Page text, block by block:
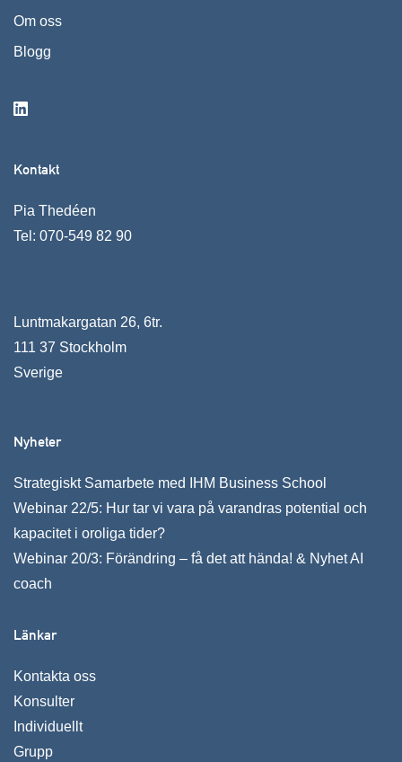
Om oss
Blogg
Kontakt
Pia Thedéen
Tel: 070-549 82 90
Luntmakargatan 26, 6tr.
111 37 Stockholm
Sverige
Nyheter
Strategiskt Samarbete med IHM Business School
Webinar 22/5: Hur tar vi vara på varandras potential och
kapacitet i oroliga tider?
Webinar 20/3: Förändring – få det att hända! & Nyhet AI
coach
Länkar
Kontakta oss
Konsulter
Individuellt
Grupp